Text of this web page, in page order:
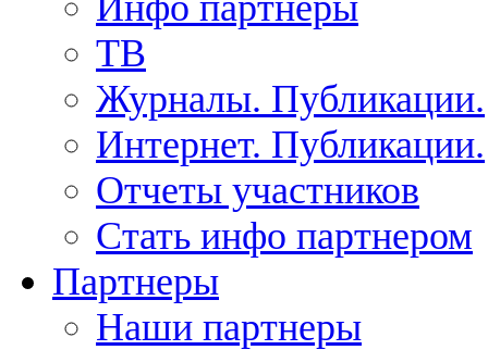
ТВ
Журналы. Публикации.
Интернет. Публикации.
Отчеты участников
Стать инфо партнером
Партнеры
Наши партнеры